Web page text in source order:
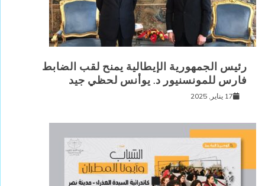
رئيس الجمهورية الإيطالية يمنح لقب الضابط
فارس للمونسنيور د. يوأنس لحظي جيد
17 يناير, 2025